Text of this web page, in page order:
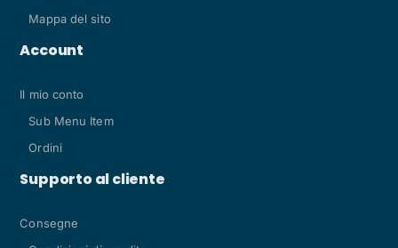
Mappa del sito
Account
Il mio conto
Sub Menu Item
Ordini
Supporto al cliente
Consegne